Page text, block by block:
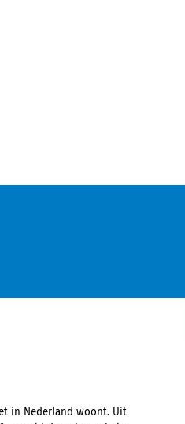
in Nederland woont. Uit